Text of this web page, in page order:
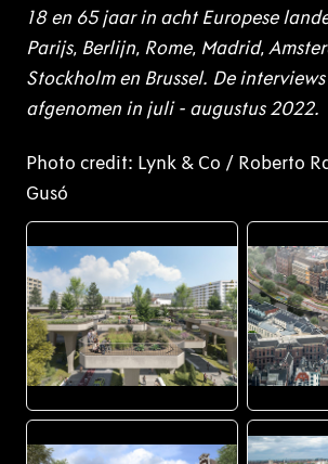
18 en 65 jaar in acht Europese
Parijs, Berlijn, Rome, Madrid,
Stockholm en Brussel. De
afgenomen in juli - augustus 2022.
Photo credit: Lynk & Co / Roberto
Gusó
JPG JPG